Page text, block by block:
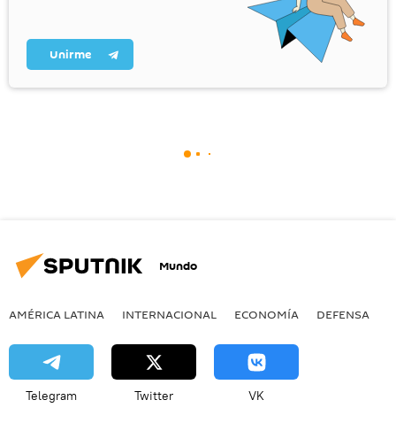
Unirme
Mundo
AMÉRICA LATINA INTERNACIONAL ECONOMÍA DEFENSA
Telegram Twitter VK